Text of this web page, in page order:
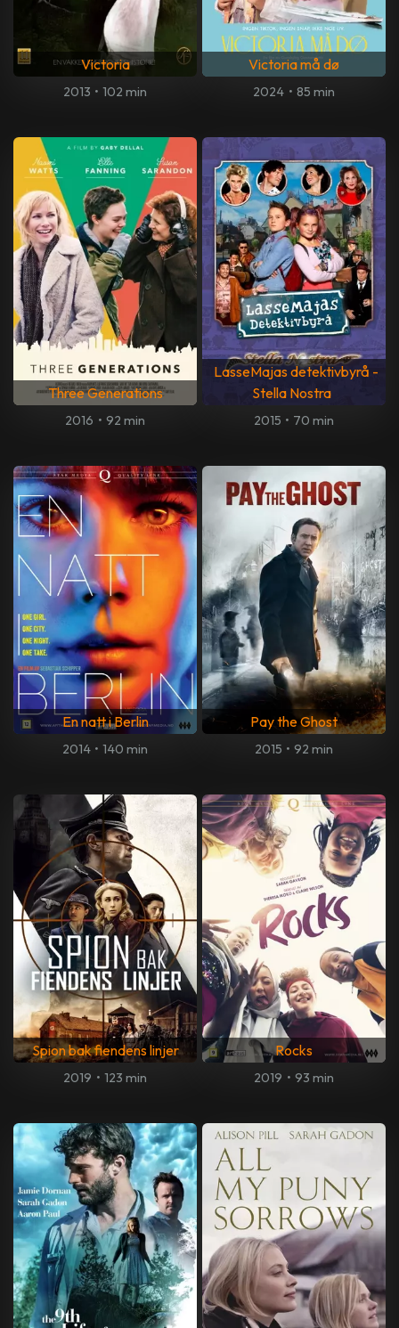
Victoria
2013 • 102 min
Victoria må dø
2024 • 85 min
Three Generations
2016 • 92 min
LasseMajas detektivbyrå -
Stella Nostra
2015 • 70 min
En natt i Berlin
2014 • 140 min
Pay the Ghost
2015 • 92 min
Spion bak fiendens linjer
2019 • 123 min
Rocks
2019 • 93 min